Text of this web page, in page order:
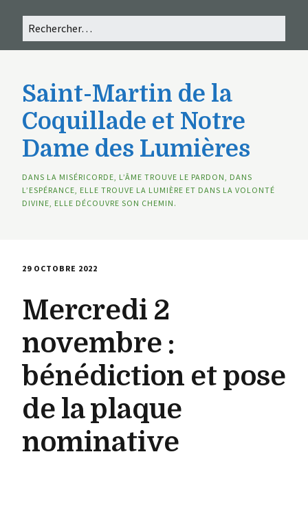
Saint-Martin de la
Coquillade et Notre
Dame des Lumières
DANS LA MISÉRICORDE, L’ÂME TROUVE LE PARDON, DANS
L’ESPÉRANCE, ELLE TROUVE LA LUMIÈRE ET DANS LA VOLONTÉ
DIVINE, ELLE DÉCOUVRE SON CHEMIN.
29 OCTOBRE 2022
Mercredi 2
novembre :
bénédiction et pose
de la plaque
nominative